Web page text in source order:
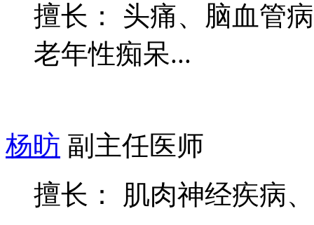
擅长： 头痛、脑血管
老年性痴呆...
杨昉 副主任医师
擅长： 肌肉神经疾病